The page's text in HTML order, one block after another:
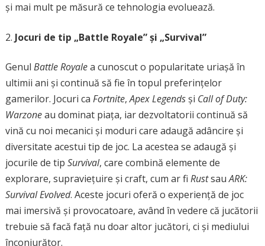
și mai mult pe măsură ce tehnologia evoluează.
Jocuri de tip „Battle Royale” și „Survival”
Genul Battle Royalea cunoscut o popularitate uriașă în
ultimii ani și continuă să fie în topul preferințelor
gamerilor. Jocuri ca Fortnite,Apex Legendsși Call of Duty:
Warzoneau dominat piața, iar dezvoltatorii continuă să
vină cu noi mecanici și moduri care adaugă adâncire și
diversitate acestui tip de joc. La acestea se adaugă și
jocurile de tip Survival, care combină elemente de
explorare, supraviețuire și craft, cum ar fi RustsauARK:
Survival Evolved. Aceste jocuri oferă o experiență de joc
mai imersivă și provocatoare, având în vedere că jucătorii
trebuie să facă față nu doar altor jucători, ci și mediului
înconjurător.